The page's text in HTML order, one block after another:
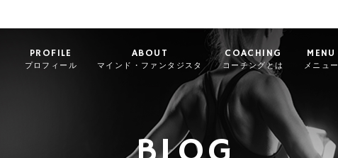
PROFILE
プロフィール
ABOUT
マインド・ファンタジスタ
COACHING
コーチングとは
MENU
メニュー